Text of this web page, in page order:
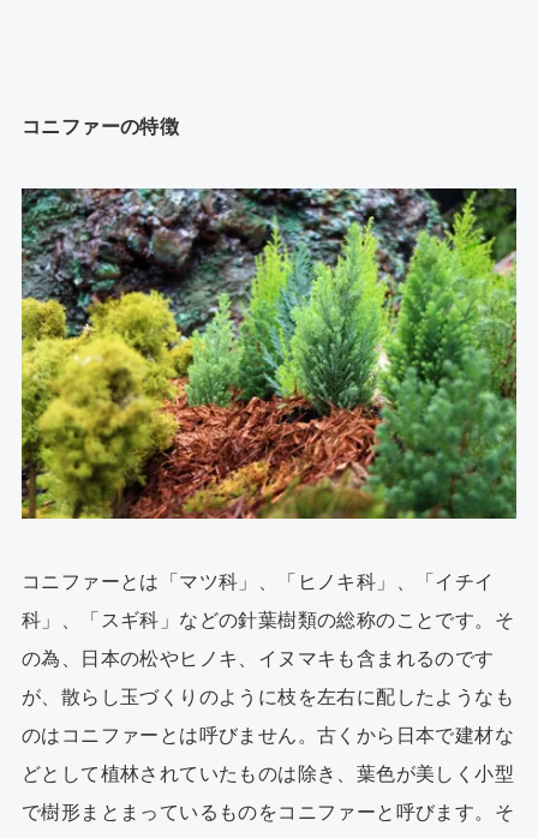
コニファーの特徴
コニファーとは「マツ科」、「ヒノキ科」、「イチイ
科」、「スギ科」などの針葉樹類の総称のことです。そ
の為、日本の松やヒノキ、イヌマキも含まれるのです
が、散らし玉づくりのように枝を左右に配したようなも
のはコニファーとは呼びません。古くから日本で建材な
どとして植林されていたものは除き、葉色が美しく小型
で樹形まとまっているものをコニファーと呼びます。そ